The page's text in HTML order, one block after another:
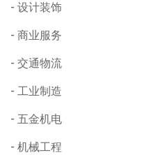
设计装饰
商业服务
交通物流
工业制造
五金机电
机械工程